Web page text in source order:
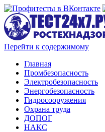
Перейти к содержимому
Главная
Промбезопасность
Электробезопасность
Энергобезопасность
Гидросооружения
Охрана труда
ДОПОГ
НАКС